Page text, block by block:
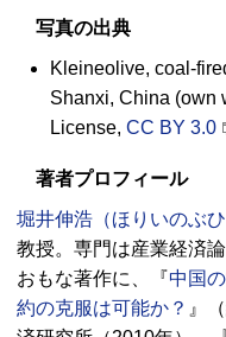
写真の出典
Kleineolive, coal-
Shanxi, China (own
License, CC BY 3.0
著者プロフィール
堀井伸浩（ほりいのぶひ
教授。専門は産業経済
おもな著作に、『中国
約の克服は可能か？ 』